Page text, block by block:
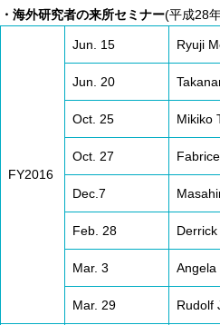
カンファレンス・ルーム予
大判プリンター予約
・海外研究者の来所セミナー(平成28
FY2016
Jun. 15 Ryuji
Jun. 20
Oct. 25 Mikiko
Oct. 27
Dec.7
Feb. 28
Mar. 3 Angela
Mar. 29 Rudolf